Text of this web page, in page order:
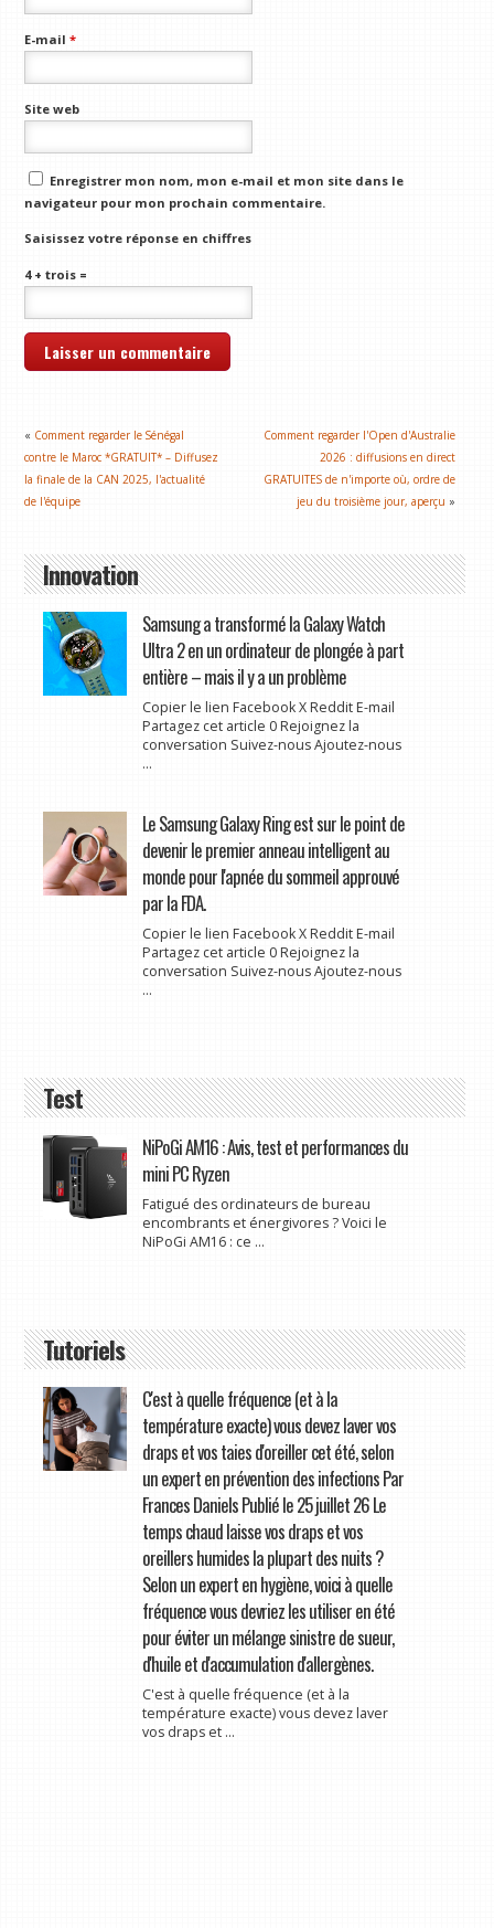
E-mail*
Site web
Enregistrer mon nom, mon e-mail et mon site dans le
navigateur pour mon prochain commentaire.
Saisissez votre réponse en chiffres
4 + trois =
« Comment regarder le Sénégal
contre le Maroc *GRATUIT* – Diffusez
la finale de la CAN 2025, l'actualité
de l'équipe
Comment regarder l'Open d'Australie
2026 : diffusions en direct
GRATUITES de n'importe où, ordre de
jeu du troisième jour, aperçu »
Innovation
Samsung a transformé la Galaxy Watch
Ultra 2 en un ordinateur de plongée à part
entière – mais il y a un problème
Copier le lien Facebook X Reddit E-mail
Partagez cet article 0 Rejoignez la
conversation Suivez-nous Ajoutez-nous
...
Le Samsung Galaxy Ring est sur le point de
devenir le premier anneau intelligent au
monde pour l'apnée du sommeil approuvé
par la FDA.
Copier le lien Facebook X Reddit E-mail
Partagez cet article 0 Rejoignez la
conversation Suivez-nous Ajoutez-nous
...
Test
NiPoGi AM16 : Avis, test et performances du
mini PC Ryzen
Fatigué des ordinateurs de bureau
encombrants et énergivores ? Voici le
NiPoGi AM16 : ce ...
Tutoriels
C'est à quelle fréquence (et à la
température exacte) vous devez laver vos
draps et vos taies d'oreiller cet été, selon
un expert en prévention des infections Par
Frances Daniels Publié le 25 juillet 26 Le
temps chaud laisse vos draps et vos
oreillers humides la plupart des nuits ?
Selon un expert en hygiène, voici à quelle
fréquence vous devriez les utiliser en été
pour éviter un mélange sinistre de sueur,
d'huile et d'accumulation d'allergènes.
C'est à quelle fréquence (et à la
température exacte) vous devez laver
vos draps et ...